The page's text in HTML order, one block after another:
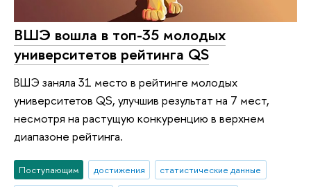
ВШЭ вошла в топ-35 молодых
университетов рейтинга QS
ВШЭ заняла 31 место в рейтинге молодых
университетов QS, улучшив результат на 7 мест,
несмотря на растущую конкуренцию в верхнем
диапазоне рейтинга.
Поступающим достижения
статистические данные